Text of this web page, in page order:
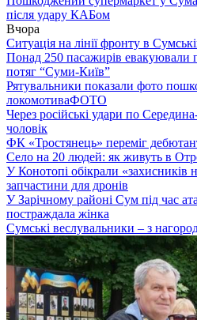
після удару КАБом
Вчора
Ситуація на лінії фронту в
Понад 250 пасажирів евакуювали
потяг “Суми-Київ”
Рятувальники показали фото
локомотиваФОТО
Через російські удари по
чоловік
ФК «Тростянець» переміг
Село на 20 людей: як живуть в
У Конотопі обікрали «захисників
запчастини для дронів
У Зарічному районі Сум під час
постраждала жінка
Сумські веслувальники – з